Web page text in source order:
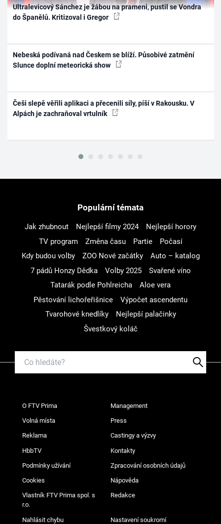
Ultralevicový Sánchez je žábou na prameni, pustil se Vondra
do Španělů. Kritizoval i Gregor
Nebeská podívaná nad Českem se blíží. Působivé zatmění
Slunce doplní meteorická show
Češi slepě věřili aplikaci a přecenili síly, píší v Rakousku. V
Alpách je zachraňoval vrtulník
Populární témata
Jak zhubnout Nejlepší filmy 2024
Nejlepší horory
TV program
Změna času Partie
Počasí
Kdy budou volby
ZOO Nové začátky
Auto – katalog
7 pádů Honzy Dědka
Volby 2025
Svařené víno
Tatarák podle Pohlreicha
Aloe vera
Pěstování lichořeřišnice
Výpočet ascendentu
Tvarohové knedlíky
Nejlepší palačinky
Švestkový koláč
O FTV Prima Management
Volná místa Press
Reklama Castingy a výzvy
HbbTV Kontakty
Podmínky užívání Zpracování osobních údajů
Cookies Nápověda
Vlastník FTV Prima spol. s
r.o.
Redakce
Nahlásit chybu Nastavení soukromí